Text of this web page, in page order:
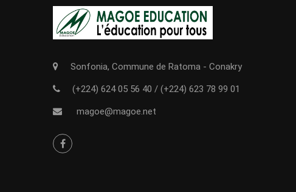
Sonfonia, Commune de Ratoma - Conakry
(+224) 624 05 56 40 / (+224) 623 78 99 01
magoe@magoe.net